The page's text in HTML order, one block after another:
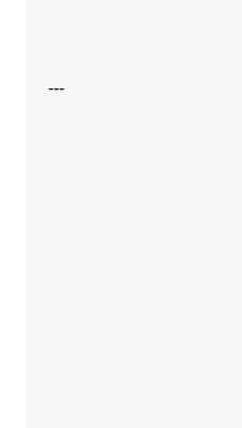
---